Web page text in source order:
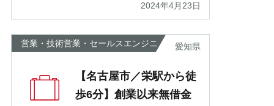
2024年4月23日
営業・技術営業・セールスエンジニ
愛知県
【名古屋市／栄駅から徒
歩6分】創業以来無借金